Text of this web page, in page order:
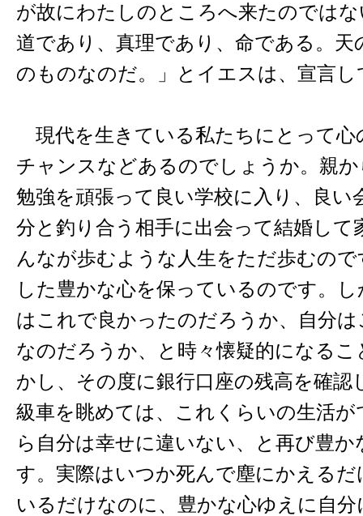
が故にわたしのところへ来たのでは
道であり、真理であり、命である。
のものなのだ。」とイエスは、宣言
現代を生きている私たちにとって心
チャンスなどあるのでしょうか。親
勉強を頑張って良い学校に入り、良い
分と釣り合う相手に出会って結婚して
んなが歩むような人生をただ歩むの
した豊かな心を保っているのです。
はこれで良かったのだろうか、自分
なのだろうか、と時々懐疑的になる
かし、その度に銀行口座の残高を確認
級車を眺めては、これくらいの生活
ら自分は幸せに違いない、と再び豊
す。実際はいつか死んで塵にかえる
いるだけなのに、豊かな心ゆえに自